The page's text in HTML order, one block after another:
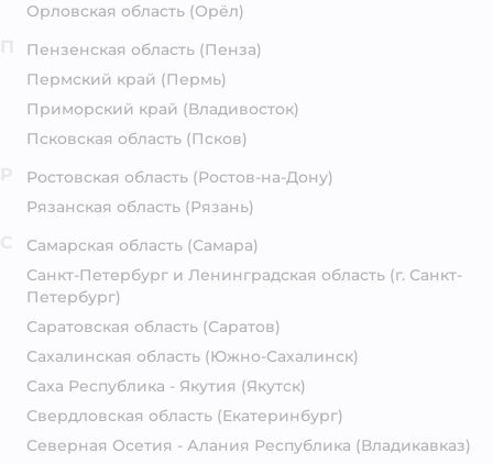
Орловская область (Орёл)
Пензенская область (Пенза)
Пермский край (Пермь)
Приморский край (Владивосток)
Псковская область (Псков)
Ростовская область (Ростов-на-Дону)
Рязанская область (Рязань)
Самарская область (Самара)
Санкт-Петербург и Ленинградская область (г. Санкт-
Петербург)
Саратовская область (Саратов)
Сахалинская область (Южно-Сахалинск)
Саха Республика - Якутия (Якутск)
Свердловская область (Екатеринбург)
Северная Осетия - Алания Республика (Владикавказ)